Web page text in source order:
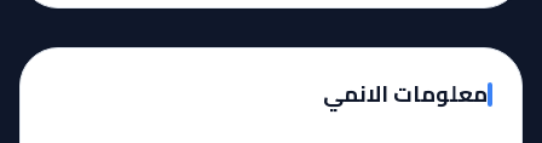
معلومات الانمي